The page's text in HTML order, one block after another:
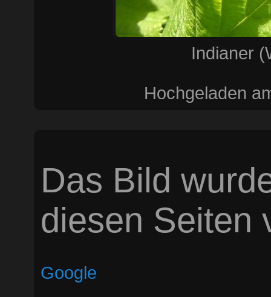
Indianer
Hochgeladen
Das Bild
diesen Seiten
Google